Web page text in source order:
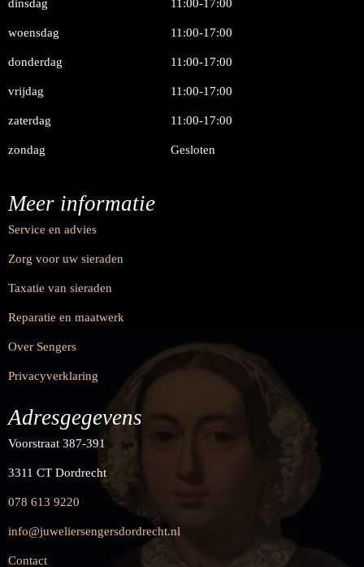
dinsdag 11:00-17:00
woensdag 11:00-17:00
donderdag 11:00-17:00
vrijdag 11:00-17:00
zaterdag 11:00-17:00
zondag Gesloten
Meer informatie
Service en advies
Zorg voor uw sieraden
Taxatie van sieraden
Reparatie en maatwerk
Over Sengers
Privacyverklaring
Adresgegevens
Voorstraat 387-391
3311 CT Dordrecht
078 613 9220
info@juweliersengersdordrecht.nl
Contact